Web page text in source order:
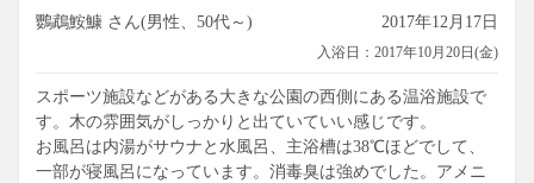
鸚鵡鮟鱇 さん(男性、50代～) 2017年12月17日
入浴日：2017年10月20日(金)
スポーツ施設などがある大きな公園の西側にある温浴施設で
す。木の雰囲気がしっかりと出ていていい感じです。
お風呂は内湯がサウナと水風呂、主浴槽は38℃ほどでして、
一部が寝風呂になっています。消毒臭は強めでした。アメニ